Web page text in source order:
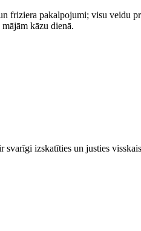
friziera pakalpojumi; visu veidu
kāzu dienā.
izskatīties un justies